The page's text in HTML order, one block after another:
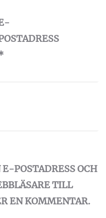
POSTADRESS OCH
TILL
EN KOMMENTAR.